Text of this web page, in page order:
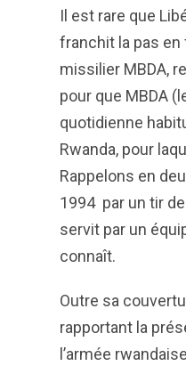
Il est rare que
franchit la pas en
missilier MBDA,
pour que MBDA
quotidienne
Rwanda, pour
Rappelons en
1994 par un tir
servit par un
connaît.
Outre sa
rapportant la
l’armée